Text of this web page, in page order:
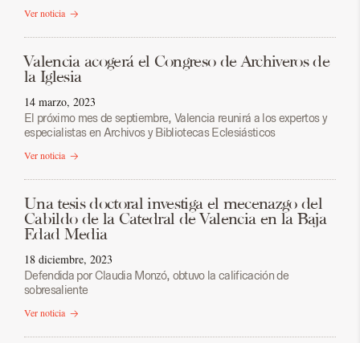
Ver noticia
Valencia acogerá el Congreso de Archiveros de
la Iglesia
14 marzo, 2023
El próximo mes de septiembre, Valencia reunirá a los expertos y
especialistas en Archivos y Bibliotecas Eclesiásticos
Ver noticia
Una tesis doctoral investiga el mecenazgo del
Cabildo de la Catedral de Valencia en la Baja
Edad Media
18 diciembre, 2023
Defendida por Claudia Monzó, obtuvo la calificación de
sobresaliente
Ver noticia